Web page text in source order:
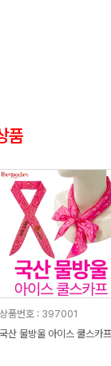
품
상품번호 : 397001
국산 물방울 아이스 쿨스카프